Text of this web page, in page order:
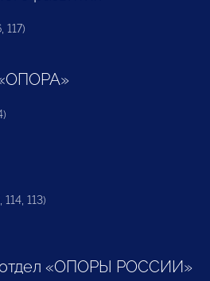
117)
113)
«ОПОРЫ РОССИИ»